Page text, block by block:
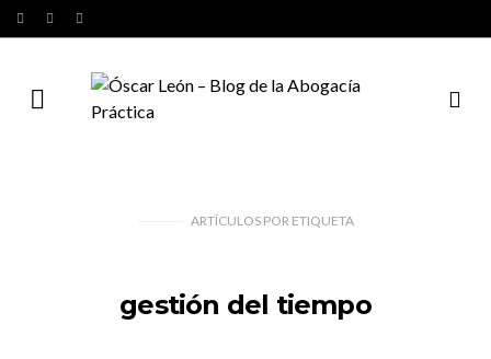
ARTÍCULOS PORETIQUETA
gestión del tiempo